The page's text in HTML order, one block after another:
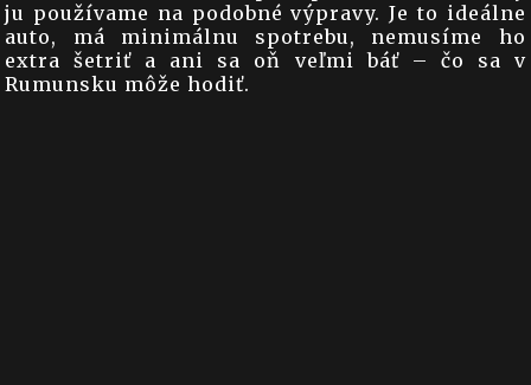
ju používame na podobné výpravy. Je to ideálne
auto, má minimálnu spotrebu, nemusíme ho
extra šetriť a ani sa oň veľmi báť – čo sa v
Rumunsku môže hodiť.